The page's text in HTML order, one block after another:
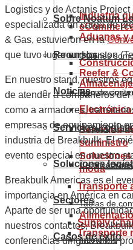
Aduanas y
Servicios
suministro
Reefer &
Industria
moda
Sobre Noatum
Quiénes
Historia
Recursos
Tipo de
Aéreos
Tablas de
Incoterms
Noticias
Servicios
Transporte
Transporte
Soluciones
Supply
Sectores
Casos de éxito
Logistics y de Actanis
especializada en carga de
& Gas, estuvieron en la
que tuvo lugar en Houston
En nuestro stand, nuestros
de atender a compañeros
como a armadores,
empresas de equipamiento
industria de Breakbulk. El
evento especial en nuestro
Breakbulk Americas es el
importancia en América en
Aparte de ser una
nuestros contactos,
conferencias dirigido a los